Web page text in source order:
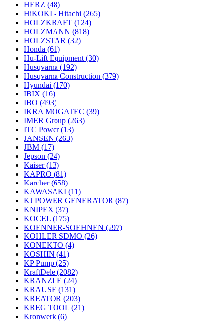
HERZ (48)
HiKOKI - Hitachi (265)
HOLZKRAFT (124)
HOLZMANN (818)
HOLZSTAR (32)
Honda (61)
Hu-Lift Equipment (30)
Husqvarna (192)
Husqvarna Construction (379)
Hyundai (170)
IBIX (16)
IBO (493)
IKRA MOGATEC (39)
IMER Group (263)
ITC Power(13)
JANSEN (263)
JBM (17)
Jepson (24)
Kaiser(13)
KAPRO (81)
Karcher(658)
KAWASAKI (11)
KJ POWER GENERATOR (87)
KNIPEX (37)
KOCEL (175)
KOENNER-SOEHNEN (297)
KOHLER SDMO (26)
KONEKTO (4)
KOSHIN (41)
KP Pump (25)
KraftDele (2082)
KRANZLE (24)
KRAUSE (131)
KREATOR (203)
KREG TOOL (21)
Kronwerk (6)